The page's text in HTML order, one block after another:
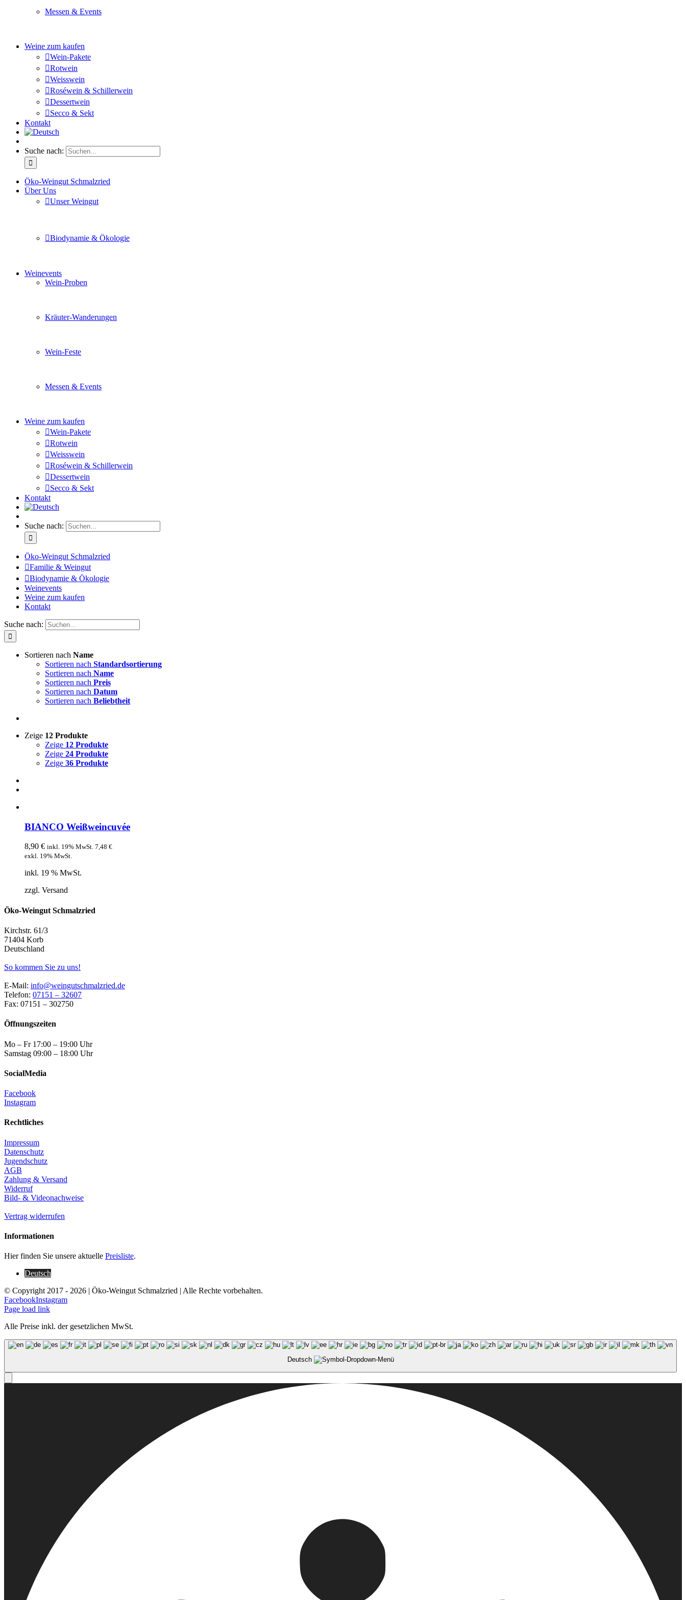
Messen & Events
Weine zum kaufen
Wein-Pakete
Rotwein
Weisswein
Roséwein & Schillerwein
Dessertwein
Secco & Sekt
Kontakt
Suche nach:
Öko-Weingut Schmalzried
Über Uns
Unser Weingut
Biodynamie & Ökologie
Weinevents
Wein-Proben
Kräuter-Wanderungen
Wein-Feste
Messen & Events
Weine zum kaufen
Wein-Pakete
Rotwein
Weisswein
Roséwein & Schillerwein
Dessertwein
Secco & Sekt
Kontakt
Suche nach:
Öko-Weingut Schmalzried
Familie & Weingut
Biodynamie & Ökologie
Weinevents
Weine zum kaufen
Kontakt
Suche nach:
Sortieren nach Name
Sortieren nach Standardsortierung
Sortieren nach Name
Sortieren nach Preis
Sortieren nach Datum
Sortieren nach Beliebtheit
Zeige 12 Produkte
Zeige 12 Produkte
Zeige 24 Produkte
Zeige 36 Produkte
BIANCO Weißweincuvée
8,90 € inkl. 19% MwSt. 7,48 €
exkl. 19% MwSt.
inkl. 19 % MwSt.
zzgl. Versand
Öko-Weingut Schmalzried
Kirchstr. 61/3
71404 Korb
Deutschland
So kommen Sie zu uns!
E-Mail: info@weingutschmalzried.de
Telefon: 07151 – 32607
Fax: 07151 – 302750
Öffnungszeiten
Mo – Fr 17:00 – 19:00 Uhr
Samstag 09:00 – 18:00 Uhr
SocialMedia
Facebook
Instagram
Rechtliches
Impressum
Datenschutz
Jugendschutz
AGB
Zahlung & Versand
Widerruf
Bild- & Videonachweise
Vertrag widerrufen
Informationen
Hier finden Sie unsere aktuelle Preisliste.
Deutsch
© Copyright 2017 - 2026 | Öko-Weingut Schmalzried | Alle Rechte vorbehalten.
FacebookInstagram
Page load link
Alle Preise inkl. der gesetzlichen MwSt.
Deutsch